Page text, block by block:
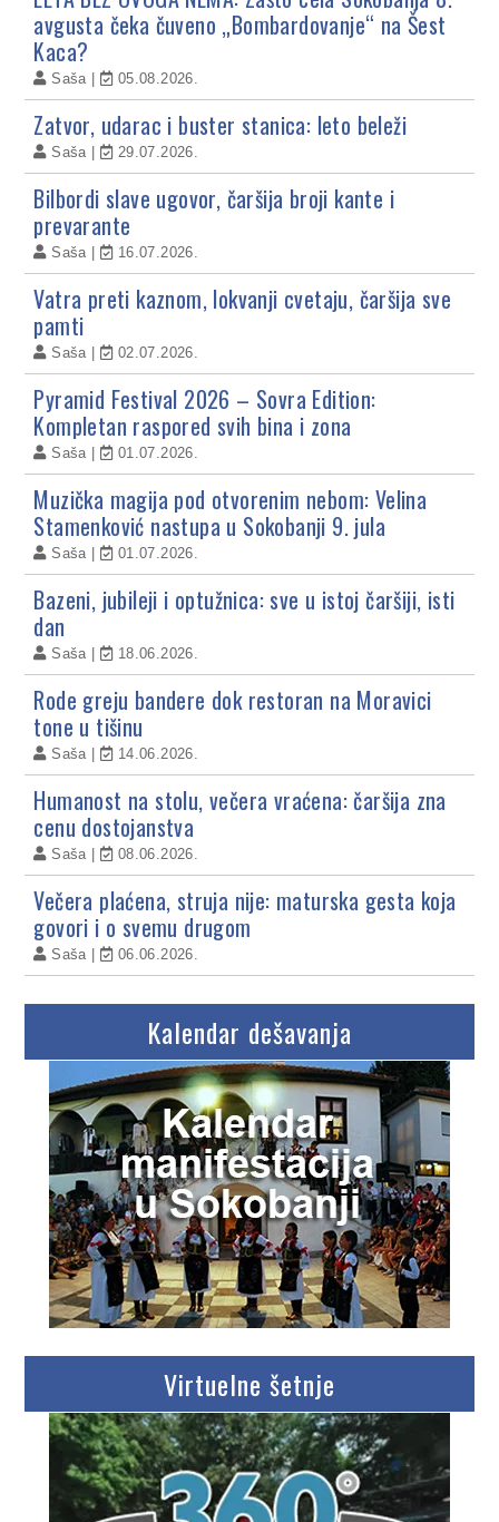
avgusta čeka čuveno „Bombardovanje“ na Šest
Kaca?
Saša 05.08.2026.
Zatvor, udarac i buster stanica: leto beleži
Saša 29.07.2026.
Bilbordi slave ugovor, čaršija broji kante i
prevarante
Saša 16.07.2026.
Vatra preti kaznom, lokvanji cvetaju, čaršija sve
pamti
Saša 02.07.2026.
Pyramid Festival 2026 – Sovra Edition:
Kompletan raspored svih bina i zona
Saša 01.07.2026.
Muzička magija pod otvorenim nebom: Velina
Stamenković nastupa u Sokobanji 9. jula
Saša 01.07.2026.
Bazeni, jubileji i optužnica: sve u istoj čaršiji, isti
dan
Saša 18.06.2026.
Rode greju bandere dok restoran na Moravici
tone u tišinu
Saša 14.06.2026.
Humanost na stolu, večera vraćena: čaršija zna
cenu dostojanstva
Saša 08.06.2026.
Večera plaćena, struja nije: maturska gesta koja
govori i o svemu drugom
Saša 06.06.2026.
Kalendar dešavanja
Virtuelne šetnje